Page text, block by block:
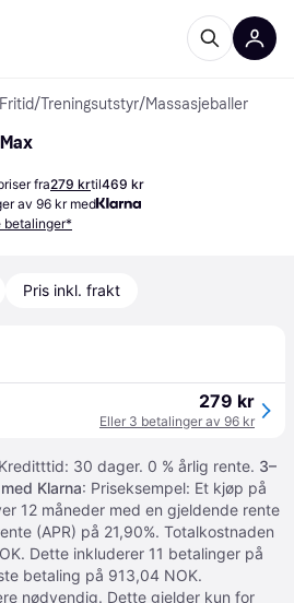
/Treningsutstyr/Massasjeballer
fra279 krtil469 kr
av 96 kr med
betalinger*
Pris inkl. frakt
279 kr
Eller 3 betalinger av 96 kr
30 dager. 0 % årlig rente. 3–
Klarna: Priseksempel: Et kjøp på
12 måneder med en gjeldende rente
(APR) på 21,90%. Totalkostnaden
Dette inkluderer 11 betalinger på
betaling på 913,04 NOK.
nødvendig. Dette gjelder kun for